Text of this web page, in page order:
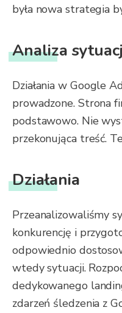
była nowa strategia
Analiza
Działania w Google
prowadzone. Strona
podstawowo. Nie
przekonująca treść.
Działania
Przeanalizowaliśmy
konkurencję i
odpowiednio
wtedy sytuacji.
dedykowanego
zdarzeń śledzenia z